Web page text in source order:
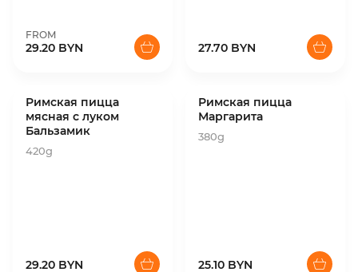
FROM
29.20 BYN 27.70 BYN
Римская пицца
мясная с луком
Бальзамик
420g
29.20 BYN
Римская пицца
Маргарита
380g
25.10 BYN